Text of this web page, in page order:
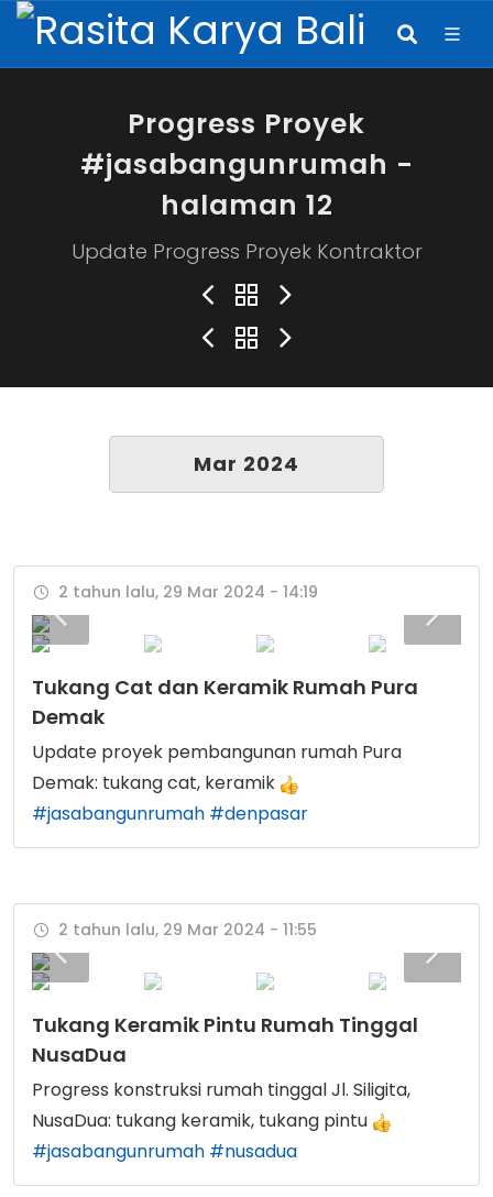
Progress Proyek
#jasabangunrumah -
halaman 12
Update Progress Proyek Kontraktor
Mar 2024
2 tahun lalu, 29 Mar 2024 - 14:19
Tukang Cat dan Keramik Rumah Pura
Demak
Update proyek pembangunan rumah Pura
Demak: tukang cat, keramik
#jasabangunrumah #denpasar
2 tahun lalu, 29 Mar 2024 - 11:55
Tukang Keramik Pintu Rumah Tinggal
NusaDua
Progress konstruksi rumah tinggal Jl. Siligita,
NusaDua: tukang keramik, tukang pintu
#jasabangunrumah #nusadua